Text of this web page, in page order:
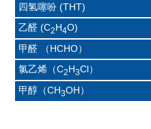
四氢噻吩 (THT)
乙醛 (C2H4O)
甲醛 （HCHO）
氯乙烯（C2H3Cl）
甲醇（CH3OH）